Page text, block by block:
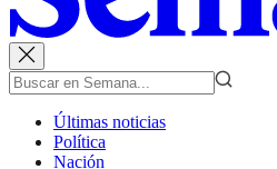
Últimas noticias
Política
Nación